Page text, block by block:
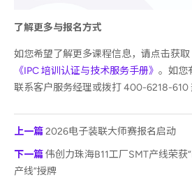
了解更多与报名方式
如您希望了解更多课程信息，请点击获取
《IPC 培训认证与技术服务手册》 。如您
联系客户服务经理或拨打 400-6218-610
上一篇2026电子装联大师赛报名启动
下一篇伟创力珠海B11工厂SMT产线荣获
产线”授牌